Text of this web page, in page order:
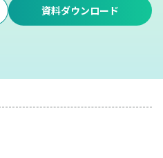
資料ダウンロード